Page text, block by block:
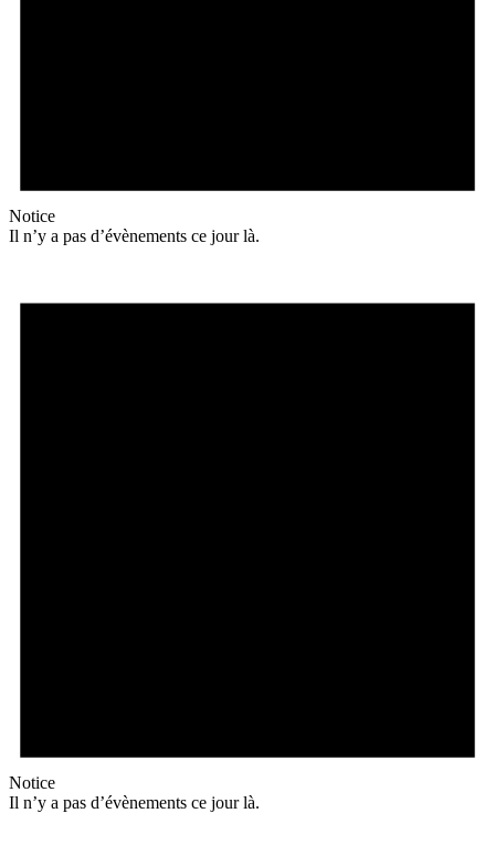
Notice
Il n’y a pas d’évènements ce jour là.
Notice
Il n’y a pas d’évènements ce jour là.